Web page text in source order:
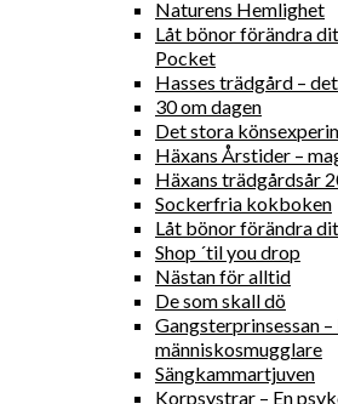
Naturens Hemlighet
Låt bönor förändra
Pocket
Hasses trädgård –
30 om dagen
Det stora
Häxans Årstider –
Häxans trädgårdsår
Sockerfria kokboken
Låt bönor förändra
Shop ´til you drop
Nästan för alltid
De som skall dö
Gangsterprinsessan
människosmugglare
Sängkammartjuven
Korpsystrar – En